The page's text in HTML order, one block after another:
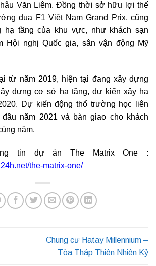
Văn Liêm. Đồng thời sở hữu lợi thế
đua F1 Việt Nam Grand Prix, cũng
hạ tầng của khu vực, như khách sạn
Hội nghị Quốc gia, sân vận động Mỹ
từ năm 2019, hiện tại đang xây dựng
dựng cơ sở hạ tầng, dự kiến xây hạ
Dự kiến động thổ trường học liên
năm 2021 và bàn giao cho khách
năm.
tin dự án The Matrix One :
the-matrix-one/
Chung cư Hatay Millennium –
Tòa Tháp Thiên Nhiên Kỷ